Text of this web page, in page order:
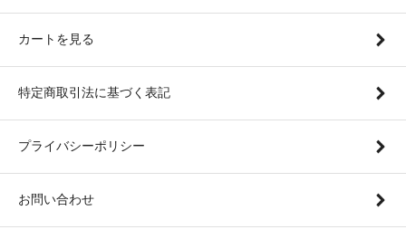
カートを見る
特定商取引法に基づく表記
プライバシーポリシー
お問い合わせ